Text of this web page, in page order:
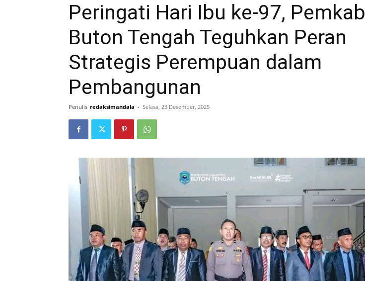
Peringati Hari Ibu ke-97, Pemkab
Buton Tengah Teguhkan Peran
Strategis Perempuan dalam
Pembangunan
Penulis redaksimandala - Selasa, 23 Desember, 2025